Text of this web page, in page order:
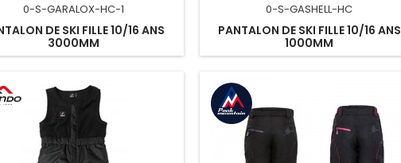
0-S-GARALOX-HC-1
DE SKI FILLE 10/16 ANS
3000MM
0-S-GASHELL-HC
PANTALON DE SKI FILLE 10/16 ANS
1000MM